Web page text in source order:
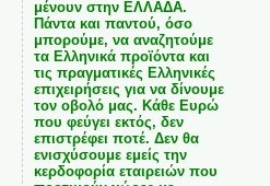
μένουν στην ΕΛΛΑΔΑ.
Πάντα και παντού, όσο
μπορούμε, να αναζητούμε
τα Ελληνικά προϊόντα και
τις πραγματικές Ελληνικές
επιχειρήσεις για να δίνουμε
τον οβολό μας. Κάθε Ευρώ
που φεύγει εκτός, δεν
επιστρέφει ποτέ. Δεν θα
ενισχύσουμε εμείς την
κερδοφορία εταιρειών που